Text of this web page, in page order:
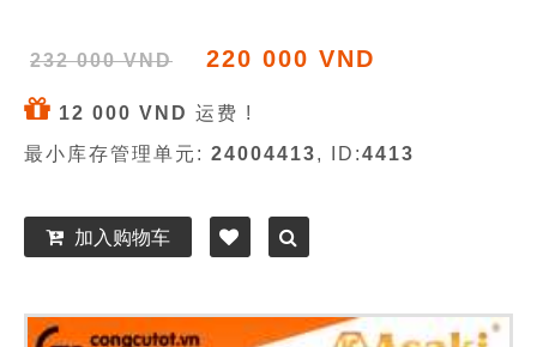
232 000 VND 220 000 VND
12 000 VND 运费 !
最小库存管理单元: 24004413, ID:4413
加入购物车